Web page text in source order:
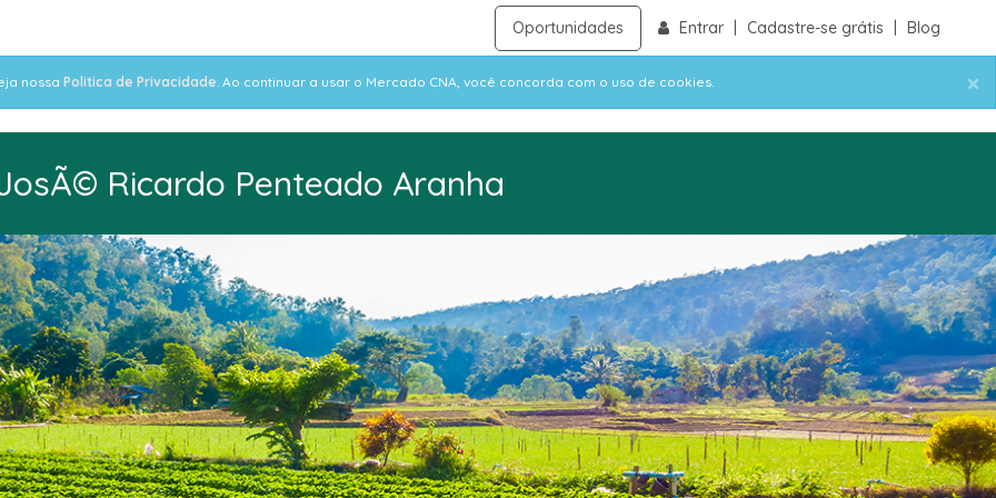
Entrar Cadastre-se grátis Blog
Oportunidades
×
nossa Politica de Privacidade. Ao continuar a usar o Mercado CNA, você concorda com o uso de cookies.
Ricardo Penteado Aranha